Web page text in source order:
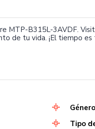
MTP-B315L-3AVDF.
de tu vida. ¡El tiempo es
Género
Tipo